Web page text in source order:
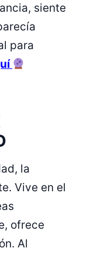
siente
para
la
Vive en el
ofrece
Al